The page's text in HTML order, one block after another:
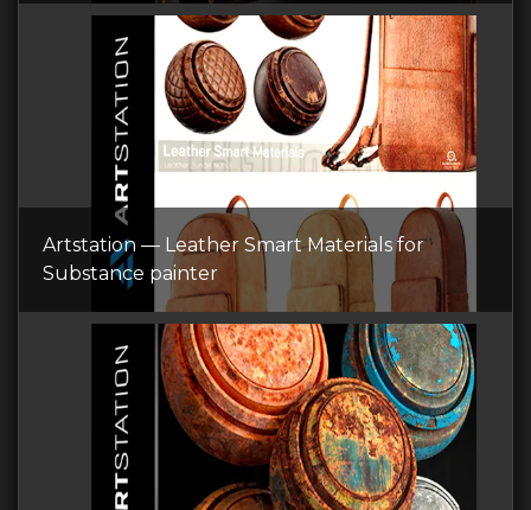
Artstation — Leather Smart Materials for
Substance painter